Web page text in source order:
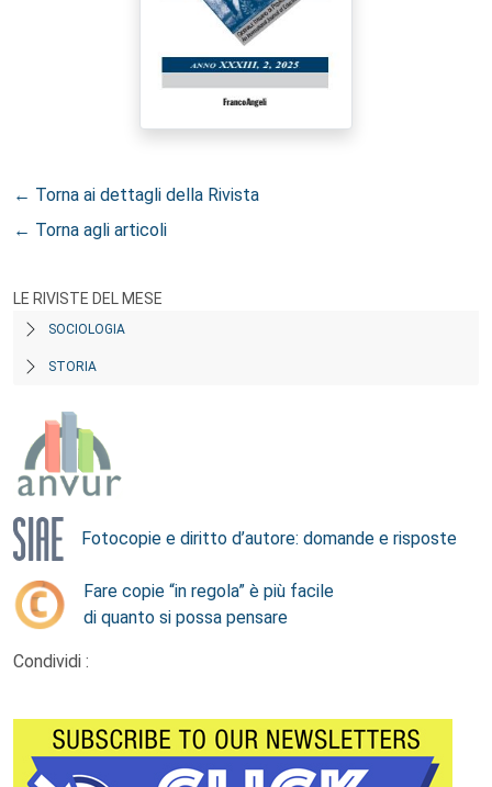
← Torna ai dettagli della Rivista
← Torna agli articoli
LE RIVISTE DEL MESE
SOCIOLOGIA
STORIA
Fotocopie e diritto d’autore: domande e risposte
Fare copie “in regola” è più facile
di quanto si possa pensare
Condividi :